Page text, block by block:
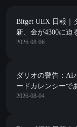
Bitget UEX 日報｜
新、金が4300に迫
ンデジタルのガイ
2026-08-06
ダリオの警告：AI
ードカレンシーで
2026-08-04